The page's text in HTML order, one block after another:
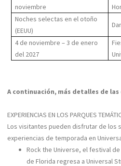
noviembre
Noches selectas en el otoño
(EEUU)
4 de noviembre – 3 de enero
del 2027
A continuación, más detalles de
EXPERIENCIAS EN LOS PARQUES
Los visitantes pueden disfrutar de los
experiencias de temporada en
Rock the Universe, el festival
de Florida regresa a Universal